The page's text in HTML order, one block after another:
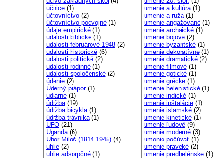
učnice(1)
účtovníctvo(2)
účtovníctvo podvojné(1)
údaje empirické(1)
udalosti biblické(1)
udalosti februárové 1948(2)
udalosti historické(6)
udalosti politické(2)
udalosti rodinné(1)
udalosti spoločenské(2)
údenie(2)
Úderný prápor(1)
udiarne(1)
údržba(19)
údržba bicykla(1)
údržba trávnika(1)
UFO(21)
Uganda(6)
Uher Miloš (1914-1945)(4)
uhlie(2)
uhlie adsorpčné(1)
umenie a kultúra(1)
umenie a ruža(1)
umenie angažované(1)
umenie archaické(1)
umenie bojové(2)
umenie byzantské(1)
umenie dekoratívne(1)
umenie dramatické(2)
umenie filmové(1)
umenie gotické(1)
umenie grécke(1)
umenie helenistické(1)
umenie indické(1)
umenie inštalácie(1)
umenie islamské(2)
umenie kinetické(1)
umenie ľudové(9)
umenie moderné(3)
umenie počúvať(1)
umenie praveké(2)
umenie predhelénske(1)